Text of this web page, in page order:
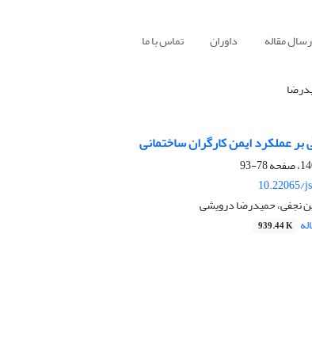
مقاله داوران تماس با ما
عملکرد ایمن کارگران ساختمانی
78-93
10.22065/
نجفی، حمیدرضا درویشی
939.44 K